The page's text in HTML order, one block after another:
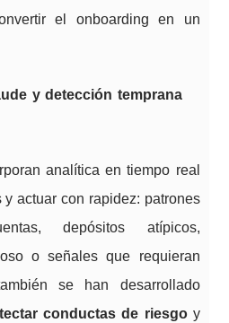
el onboarding en un
y detección temprana
analítica en tiempo real
actuar con rapidez: patrones
depósitos atípicos,
o señales que requieran
se han desarrollado
conductas de riesgoy